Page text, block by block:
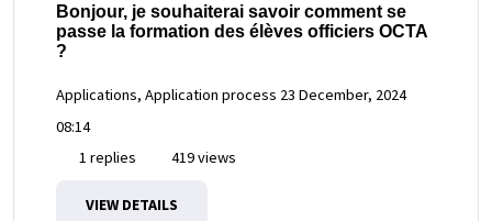
Bonjour, je souhaiterai savoir comment se
passe la formation des élèves officiers OCTA
?
Applications, Application process 23 December, 2024
08:14
1 replies
419 views
VIEW DETAILS